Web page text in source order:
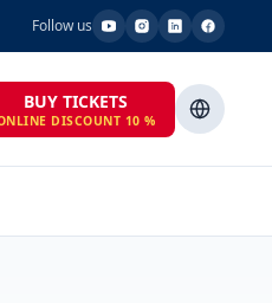
Follow us
BUY TICKETS
DISCOUNT 10 %